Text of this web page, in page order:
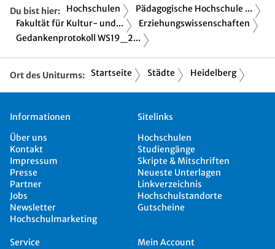
Du bist hier: Hochschulen
Pädagogische Hochschule ...
Fakultät für Kultur- und...
Erziehungswissenschaften
Gedankenprotokoll WS19_2...
Ort des Uniturms: Startseite Städte Heidelberg
Informationen
Über uns
Kontakt
Impressum
Presse
Partner
Jobs
Newsletter
Hochschulmarketing
Sitelinks
Hochschulen
Studiengänge
Skripte & Mitschriften
Neueste Unterlagen
Linkverzeichnis
Hochschulstandorte
Gutscheine
Service
Mein Account